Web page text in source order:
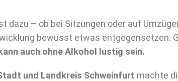
dazu – ob bei Sitzungen oder auf
bewusst etwas entgegensetzen.
auch ohne Alkohol lustig sein.
und Landkreis Schweinfurt machte